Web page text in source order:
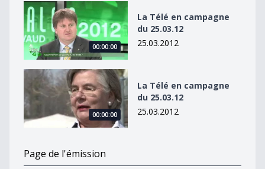
La Télé en campagne du 25.03.12
00:00:00
La Télé en campagne
du 25.03.12
25.03.2012
La Télé en campagne du 25.03.12
00:00:00
La Télé en campagne
du 25.03.12
25.03.2012
Page de l'émission